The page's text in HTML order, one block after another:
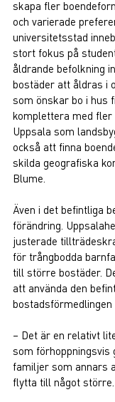
skapa fler
och varierade
universitetsstad
stort fokus på
åldrande befolkning
bostäder att åldras i
som önskar bo i hus
komplettera med
Uppsala som
också att finna
skilda geografiska
Blume.
Även i det befintliga
förändring.
justerade
för trångbodda
till större bostäder.
att använda den
– Det är en relativt
som förhoppningsvis
familjer som annars
flytta till något större.